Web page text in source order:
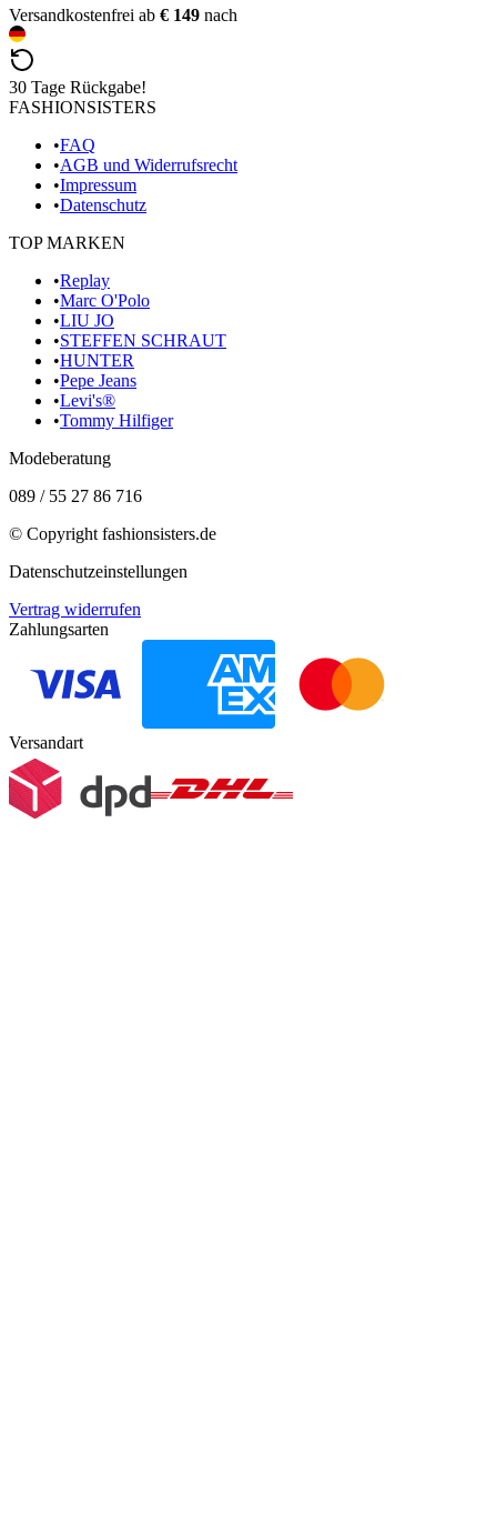
Versandkostenfrei ab € 149 nach
30 Tage Rückgabe!
FASHIONSISTERS
•FAQ
•AGB und Widerrufsrecht
•Impressum
•Datenschutz
TOP MARKEN
•Replay
•Marc O'Polo
•LIU JO
•STEFFEN SCHRAUT
•HUNTER
•Pepe Jeans
•Levi's®
•Tommy Hilfiger
Modeberatung
089 / 55 27 86 716
© Copyright fashionsisters.de
Datenschutzeinstellungen
Vertrag widerrufen
Zahlungsarten
Versandart